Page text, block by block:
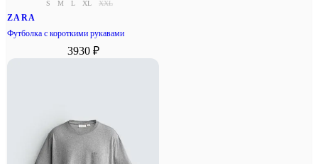
S M L XL XXL
ZARA
Футболка с короткими рукавами
3930 ₽